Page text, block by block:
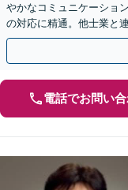
やかなコミュニケーショ
の対応に精通。他士業と
対応】【上福岡駅8分】
電話でお問い